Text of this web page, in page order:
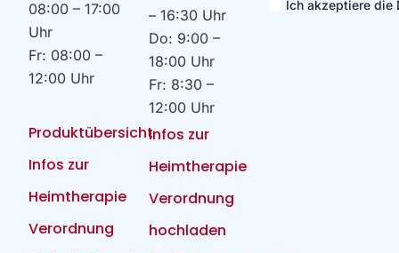
08:00 – 17:00
Uhr
Fr: 08:00 –
12:00 Uhr
Produktübersicht
Infos zur
Heimtherapie
Verordnung
– 16:30 Uhr
Do: 9:00 –
18:00 Uhr
Fr: 8:30 –
12:00 Uhr
Infos zur
Heimtherapie
Verordnung
hochladen
Ich akzeptiere die